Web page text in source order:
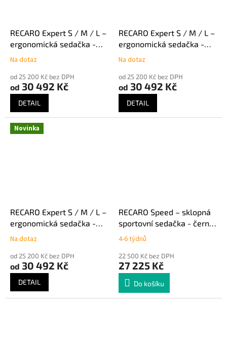
RECARO Expert S / M / L –
ergonomická sedačka -
šedá Artista / šedá Nardo
Na dotaz
od 25 200 Kč bez DPH
od 30 492 Kč
DETAIL
RECARO Expert S / M / L –
ergonomická sedačka -
černá Artista / černá
Na dotaz
od 25 200 Kč bez DPH
od 30 492 Kč
DETAIL
Novinka
RECARO Expert S / M / L –
ergonomická sedačka -
černá koženka
Na dotaz
od 25 200 Kč bez DPH
od 30 492 Kč
DETAIL
RECARO Speed – sklopná
sportovní sedačka - černý
velur
4-6 týdnů
22 500 Kč bez DPH
27 225 Kč
Do košíku